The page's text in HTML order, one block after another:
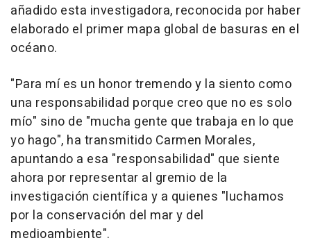
añadido esta investigadora, reconocida por haber
elaborado el primer mapa global de basuras en el
océano.
"Para mí es un honor tremendo y la siento como
una responsabilidad porque creo que no es solo
mío" sino de "mucha gente que trabaja en lo que
yo hago", ha transmitido Carmen Morales,
apuntando a esa "responsabilidad" que siente
ahora por representar al gremio de la
investigación científica y a quienes "luchamos
por la conservación del mar y del
medioambiente".